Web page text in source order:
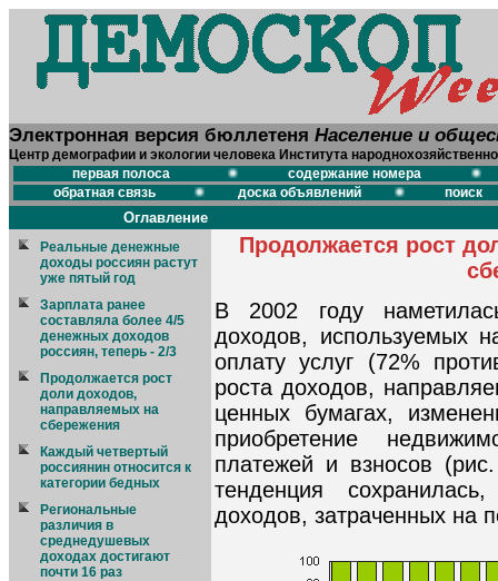
Электронная версия бюллетеня Население и
Центр демографии и экологии человека Института
первая полоса
содержание номера
обратная связь
доска объявлений поиск
Оглавление
Реальные денежные
доходы россиян растут
уже пятый год
Зарплата ранее
составляла более 4/5
денежных доходов
россиян, теперь - 2/3
Продолжается рост
доли доходов,
направляемых на
сбережения
Каждый четвертый
россиянин относится к
категории бедных
Региональные
различия в
среднедушевых
доходах достигают
почти 16 раз
Продолжается рост
В 2002 году
доходов, используемых
оплату услуг (72%
роста доходов,
ценных бумагах,
приобретение
платежей и взносов
тенденция
доходов, затраченных на